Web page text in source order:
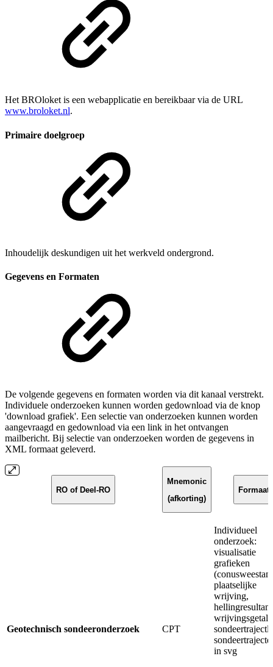
Het BROloket is een webapplicatie en bereikbaar via de URL
www.broloket.nl.
Primaire doelgroep
Inhoudelijk deskundigen uit het werkveld ondergrond.
Gegevens en Formaten
De volgende gegevens en formaten worden via dit kanaal verstrekt.
Individuele onderzoeken kunnen worden gedownload via de knop
'download grafiek'. Een selectie van onderzoeken kunnen worden
aangevraagd en gedownload via een link in het ontvangen
mailbericht. Bij selectie van onderzoeken worden de gegevens in
XML formaat geleverd.
RO of Deel-RO
Mnemonic
(afkorting)
Formaat
Geotechnisch sondeeronderzoek CPT
Individueel
onderzoek:
visualisatie
grafieken
plaatselijke
wrijving,
wrijvingsgetal,
in svg